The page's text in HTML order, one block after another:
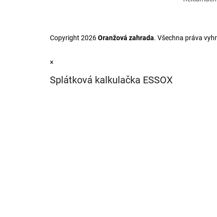
Copyright 2026Oranžová zahrada. Všechna práva
×
Splátková kalkulačka ESSOX